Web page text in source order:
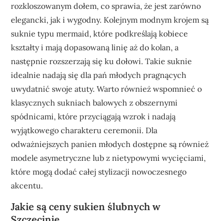
rozkloszowanym dołem, co sprawia, że jest zarówno
elegancki, jak i wygodny. Kolejnym modnym krojem są
suknie typu mermaid, które podkreślają kobiece
kształty i mają dopasowaną linię aż do kolan, a
następnie rozszerzają się ku dołowi. Takie suknie
idealnie nadają się dla pań młodych pragnących
uwydatnić swoje atuty. Warto również wspomnieć o
klasycznych sukniach balowych z obszernymi
spódnicami, które przyciągają wzrok i nadają
wyjątkowego charakteru ceremonii. Dla
odważniejszych panien młodych dostępne są również
modele asymetryczne lub z nietypowymi wycięciami,
które mogą dodać całej stylizacji nowoczesnego
akcentu.
Jakie są ceny sukien ślubnych w